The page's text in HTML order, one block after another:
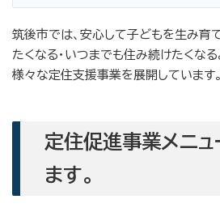
筑後市では、安心して子どもを生み育
たくなる・いつまでも住み続けたくなる
様々な定住支援事業を展開しています。
定住促進事業メニ
ます。